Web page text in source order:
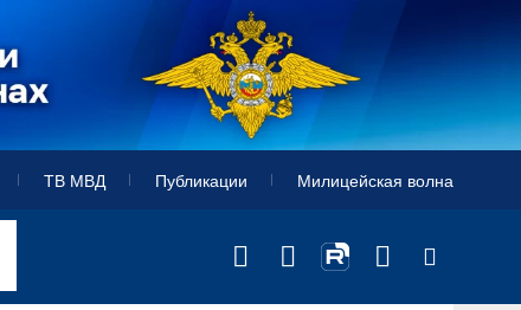
ТВ МВД Публикации Милицейская волна